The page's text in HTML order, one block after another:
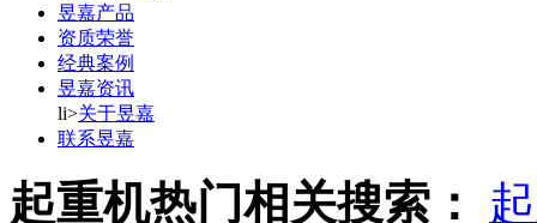
昱嘉产品
资质荣誉
经典案例
昱嘉资讯
li>关于昱嘉
联系昱嘉
起重机热门相关搜索：